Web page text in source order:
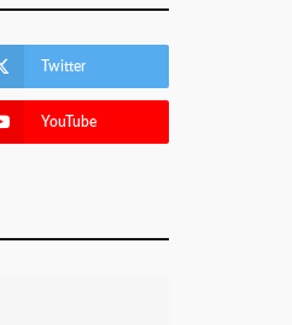
Twitter
YouTube